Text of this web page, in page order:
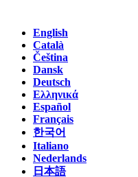
English
Català
Čeština
Dansk
Deutsch
Ελληνικά
Español
Français
한국어
Italiano
Nederlands
日本語